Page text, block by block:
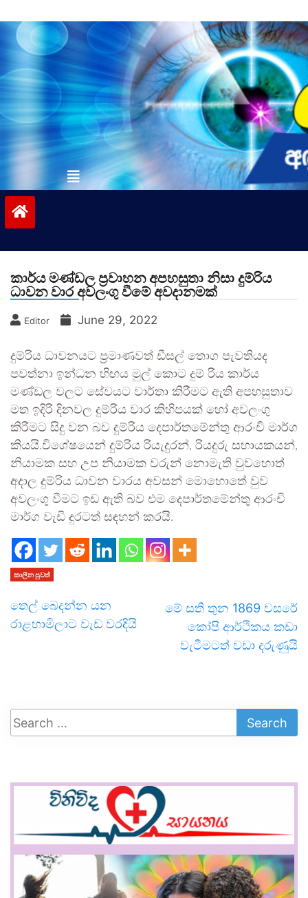
to
contentvinivida.lk
කාර්ය මණ්ඩල ප්‍රවාහන අපහසුතා නිසා දුම්රිය
ධාවන වාර අවලංගු වීමේ අවදානමක්
Editor June 29, 2022
දුම්රිය ධාවනයට ප්‍රමාණවත් ඩීසල් තොග පැවතියද
පවත්නා ඉන්ධන හිඟය මුල් කොට දුම් රිය කාර්ය
මණ්ඩල වලට සේවයට වාර්තා කිරීමට ඇති අපහසුතාව
මත ඉදිරි දිනවල දුම්රිය වාර කිහිපයක් හෝ අවලංගු
කිරීමට සිදු වන බව දුම්රිය දෙපාර්තමේන්තු ආරංචි මාර්ග
කියයි.විශේෂයෙන් දුම්රිය රියැදුරන්, රියදුරු සහායකයන්,
නියාමක සහ උප නියාමක වරුන් නොමැති වුවහොත්
අදාල දුම්රිය ධාවන වාරය අවසන් මොහොතේ වුව
අවලංගු වීමට ඉඩ ඇති බව එම දෙපාර්තමේන්තු ආරංචි
මාර්ග වැඩි දුරටත් සඳහන් කරයි.
කාලීන පුවත්
තෙල් බෙදන්න යන
රාළහාමිලාට වැඩ වරදියි
මේ සති තුන 1869 වසරේ
කෝපි ආර්ථිකය කඩා
වැටීමටත් වඩා දරුණුයි